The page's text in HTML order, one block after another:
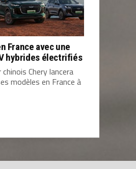
France avec une
hybrides électrifiés
Chery lancera
modèles en France à